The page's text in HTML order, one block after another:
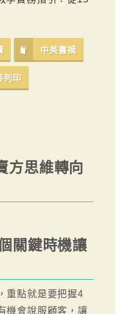
中英書摘
列印
方思維轉向
關鍵時機讓
重點就是要把握4
機會說服顧客，讓